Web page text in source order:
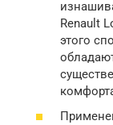
Renault
этого